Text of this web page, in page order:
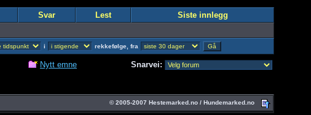
Svar Lest
Siste innlegg
i rekkefølge, fra
Nytt emne Snarvei:
© 2005-2007 Hestemarked.no / Hundemarked.no